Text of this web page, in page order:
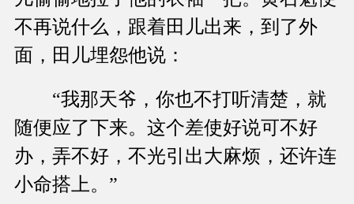
不再说什么，跟着田儿出来，到了外
面，田儿埋怨他说：
“我那天爷，你也不打听清楚，就
随便应了下来。这个差使好说可不好
办，弄不好，不光引出大麻烦，还许连
小命搭上。”